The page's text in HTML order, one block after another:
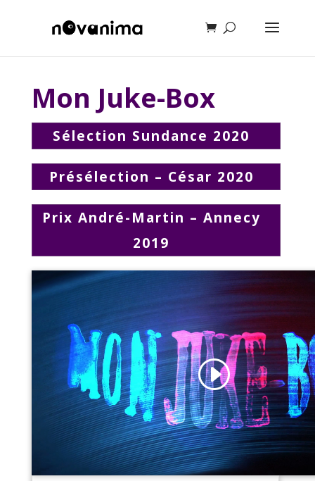
Mon Juke-Box
Sélection Sundance 2020
Présélection – César 2020
Prix André-Martin – Annecy
2019